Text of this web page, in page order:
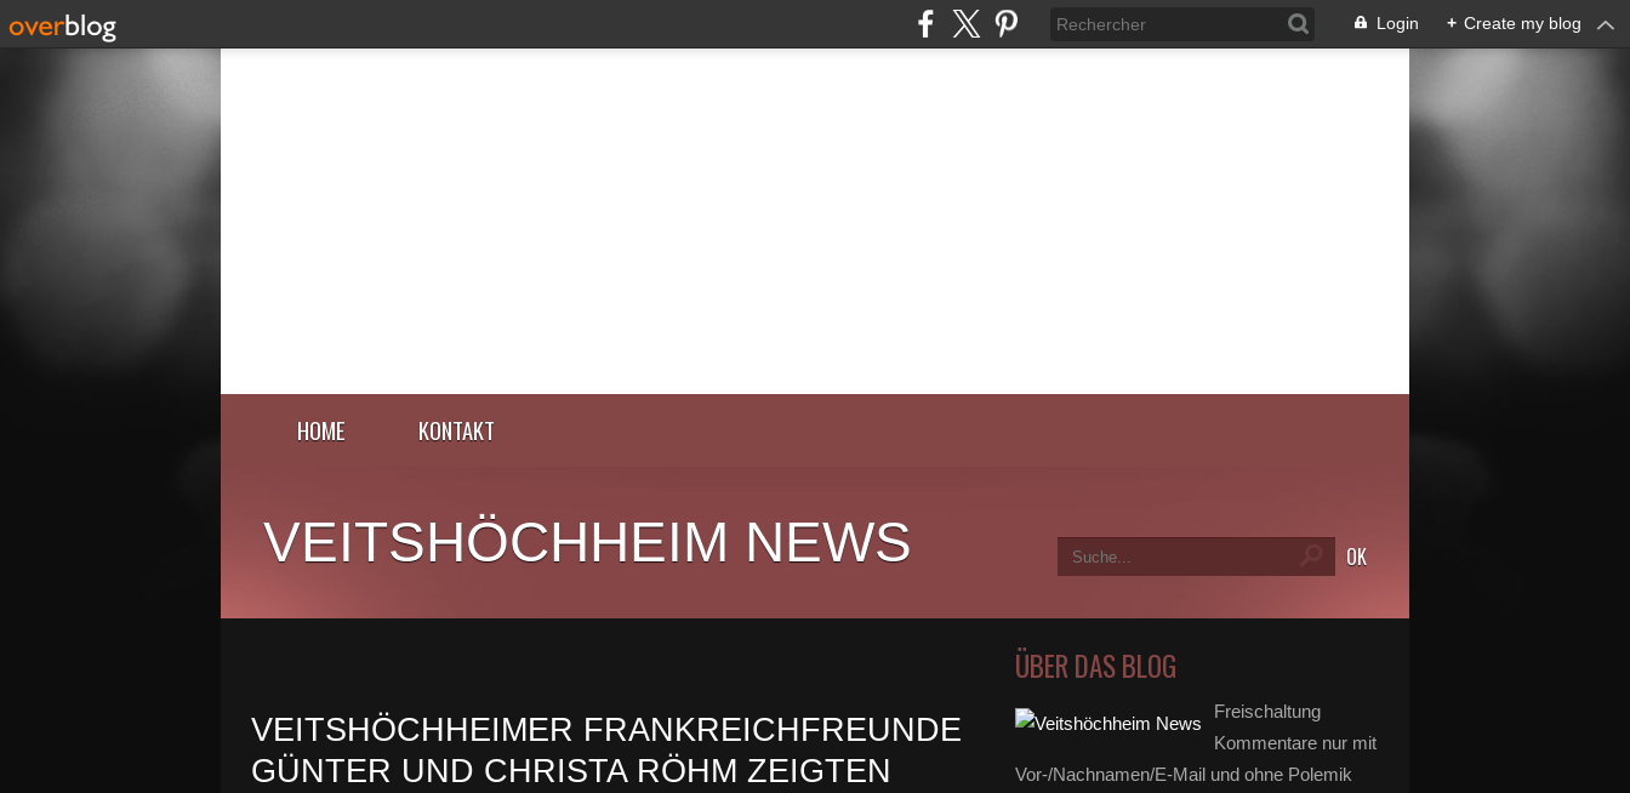
Login + Create my blog
HOME KONTAKT
VEITSHÖCHHEIM NEWS
VEITSHÖCHHEIMER FRANKREICHFREUNDE
GÜNTER UND CHRISTA RÖHM ZEIGTEN
ÜBER DAS BLOG
Freischaltung
Kommentare nur mit
Vor-/Nachnamen/E-Mail und ohne Polemik